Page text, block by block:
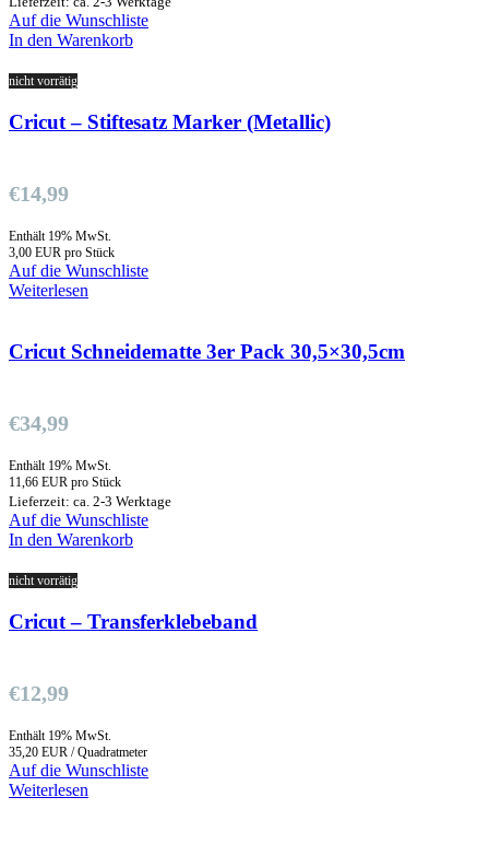
Auf die Wunschliste
In den Warenkorb
nicht vorrätig
Cricut – Stiftesatz Marker (Metallic)
€14,99
Enthält 19% MwSt.
3,00 EUR pro Stück
Auf die Wunschliste
Weiterlesen
Cricut Schneidematte 3er Pack 30,5×30,5cm
€34,99
Enthält 19% MwSt.
11,66 EUR pro Stück
Lieferzeit: ca. 2-3 Werktage
Auf die Wunschliste
In den Warenkorb
nicht vorrätig
Cricut – Transferklebeband
€12,99
Enthält 19% MwSt.
35,20 EUR / Quadratmeter
Auf die Wunschliste
Weiterlesen